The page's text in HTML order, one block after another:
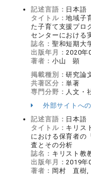
記述言語： 日本語
タイトル：地域子
た子育て支援プロ
センターにおける
誌名： 聖和短期大
出版年月： 2020年
著者： 小山 顕
掲載種別：研究論
共著区分：単著
専門分野： 人文・
外部サイトへ
記述言語： 日本語
タイトル： キリス
における保育者の
査とその分析
誌名： キリスト教
出版年月： 2019年
著者： 岡村 直